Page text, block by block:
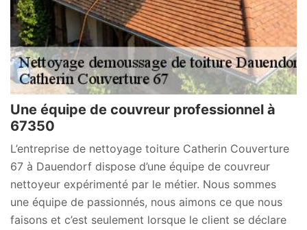
Une équipe de couvreur professionnel à
67350
L’entreprise de nettoyage toiture Catherin Couverture
67 à Dauendorf dispose d’une équipe de couvreur
nettoyeur expérimenté par le métier. Nous sommes
une équipe de passionnés, nous aimons ce que nous
faisons et c’est seulement lorsque le client se déclare